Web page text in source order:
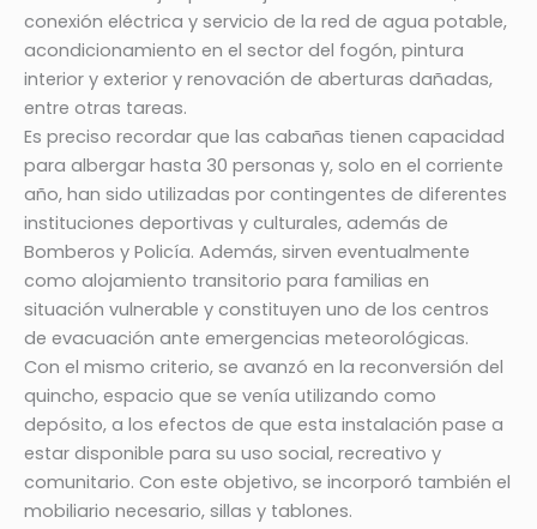
conexión eléctrica y servicio de la red de agua potable,
acondicionamiento en el sector del fogón, pintura
interior y exterior y renovación de aberturas dañadas,
entre otras tareas.
Es preciso recordar que las cabañas tienen capacidad
para albergar hasta 30 personas y, solo en el corriente
año, han sido utilizadas por contingentes de diferentes
instituciones deportivas y culturales, además de
Bomberos y Policía. Además, sirven eventualmente
como alojamiento transitorio para familias en
situación vulnerable y constituyen uno de los centros
de evacuación ante emergencias meteorológicas.
Con el mismo criterio, se avanzó en la reconversión del
quincho, espacio que se venía utilizando como
depósito, a los efectos de que esta instalación pase a
estar disponible para su uso social, recreativo y
comunitario. Con este objetivo, se incorporó también el
mobiliario necesario, sillas y tablones.